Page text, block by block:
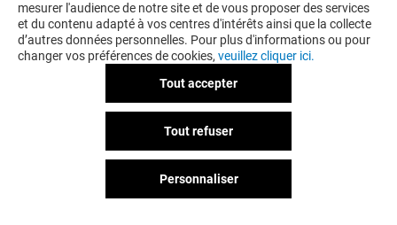
K.
mesurer l'audience de notre site et de vous proposer des services
et du contenu adapté à vos centres d'intérêts ainsi que la collecte
d’autres données personnelles. Pour plus d'informations ou pour
changer vos préférences de cookies, veuillez cliquer ici.
Tout accepter
Tout refuser
Personnaliser